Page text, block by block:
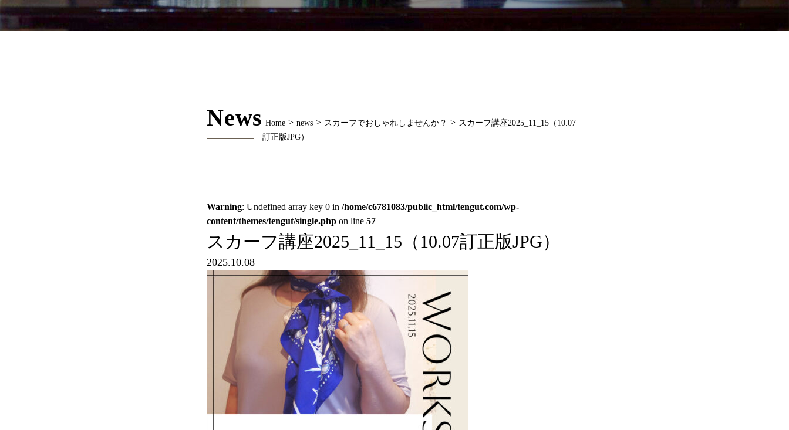
News Home > news > スカーフでおしゃれしませんか？ > スカーフ講座2025_11_15（10.07
訂正版JPG）
Warning: Undefined array key 0 in /home/c6781083/public_html/tengut.com/wp-
content/themes/tengut/single.php on line 57
スカーフ講座2025_11_15（10.07訂正版JPG）
2025.10.08